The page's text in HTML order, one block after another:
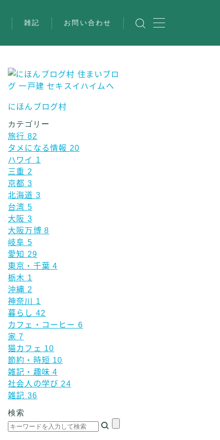
雑記 お問い合わせ
にほんブログ村
カテゴリー
旅行 82
タメになる情報 20
ハワイ 1
三重 2
京都 3
北海道 3
台湾 5
大阪 3
大阪万博 8
岐阜 5
愛知 29
東京・千葉4
栃木 1
沖縄 2
神奈川 1
暮らし 42
カフェ・コーヒー 6
家7
猫カフェ 10
節約・時短 10
雑記・趣味4
社会人の学び 24
雑記 36
検索